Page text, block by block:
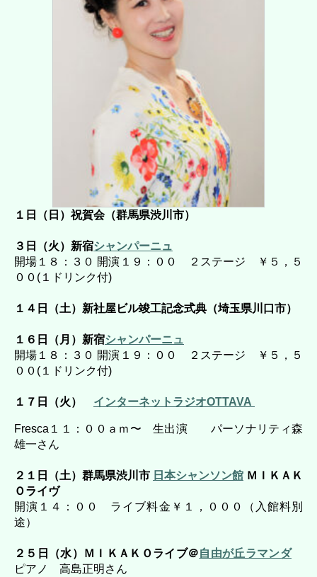
１日（日）祝賀会（群馬県渋川市）
３日（火）新宿シャンパーニュ
開場１８：３０ 開演１９：００ ２ステージ ￥５，５
００(１ドリンク付)
１４日（土）新社屋ビル竣工記念式典（埼玉県川口市）
１６日（月）新宿シャンパーニュ
開場１８：３０ 開演１９：００ ２ステージ ￥５，５
００(１ドリンク付)
１７日（火） インターネットラジオOTTAVA
Fresca１１：００ａｍ〜 生出演 パーソナリティ森
雄一さん
２１日（土）群馬県渋川市 日本シャンソン館 ＭＩＫＡＫ
Ｏライヴ
開演１４：００ ライブ料金￥１，０００（入館料別
途）
２５日（水）ＭＩＫＡＫＯライブ＠自由が丘ラマンダ
ピアノ 高島正明さん